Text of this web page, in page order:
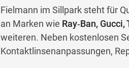
Fielmann im Sillpark steht für
an Marken wie Ray‑Ban,
weiteren. Neben kostenlosen
Kontaktlinsenanpassungen,